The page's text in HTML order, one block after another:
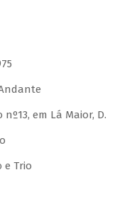
em Lá Maior, D.
Trio